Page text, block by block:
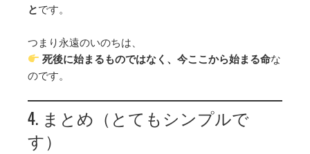
とです。
つまり永遠のいのちは、
死後に始まるものではなく、今ここから始まる命な
のです。
4. まとめ（とてもシンプルで
す）